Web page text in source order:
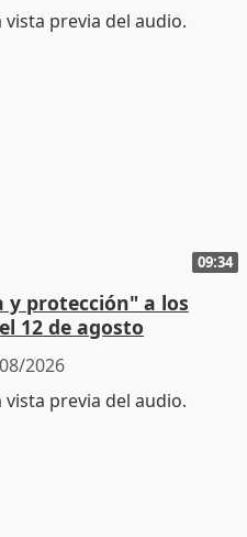
09:34
y protección" a los
12 de agosto
2026